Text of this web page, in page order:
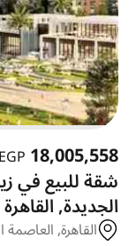
18,005,558
EGP
شقة للبيع في
الجديدة,
القاهرة,